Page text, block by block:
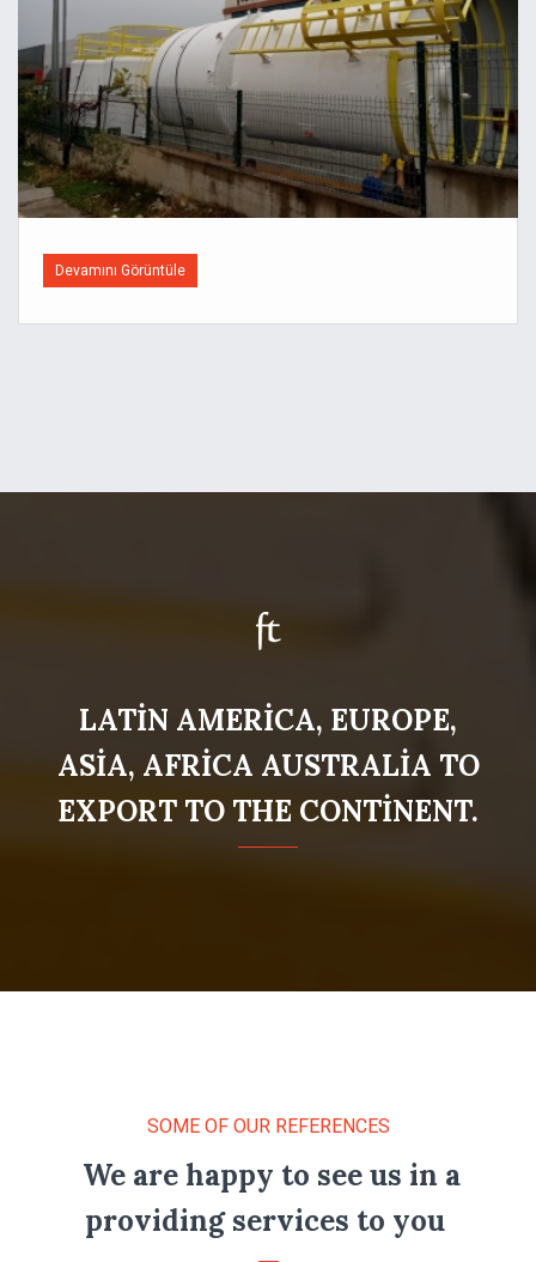
Devamını Görüntüle
LATİN AMERİCA, EUROPE,
ASİA, AFRİCA AUSTRALİA TO
EXPORT TO THE CONTİNENT.
SOME OF OUR REFERENCES
We are happy to see us in a
providing services to you